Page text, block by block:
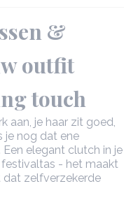
&
outfit
touch
aan, je haar zit goed,
je nog dat ene
elegant clutch in je
- het maakt
zelfverzekerde